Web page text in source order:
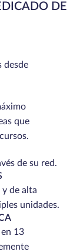
DE
desde
que
de su red.
y de alta
unidades.
13